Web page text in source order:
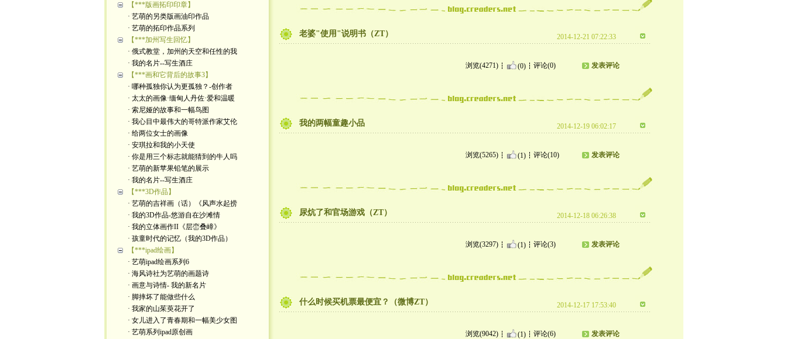
【***版画拓印印章】
· 艺萌的另类版画油印作品
· 艺萌的拓印作品系列
【***加州写生回忆】
· 俄式教堂，加州的天空和任性的我
· 我的名片--写生酒庄
【***画和它背后的故事3】
· 哪种孤独你认为更孤独？-创作者
· 太太的画像·缅甸人丹佐·爱和温暖
· 索尼娅的故事和一幅鸟图
· 我心目中最伟大的哥特派作家艾伦
· 给两位女士的画像
· 安琪拉和我的小天使
· 你是用三个标志就能猜到的牛人吗
· 艺萌的新苹果铅笔的展示
· 我的名片--写生酒庄
【***3D作品】
· 艺萌的吉祥画（话）《风声水起捞
· 我的3D作品-悠游自在沙滩情
· 我的立体画作II《层峦叠嶂》
· 孩童时代的记忆（我的3D作品）
【***ipad绘画】
· 艺萌ipad绘画系列6
· 海风诗社为艺萌的画题诗
· 画意与诗情- 我的新名片
· 脚摔坏了能做些什么
· 我家的山茱萸花开了
· 女儿进入了青春期和一幅美少女图
· 艺萌系列ipad原创画
老婆"使用"说明书（ZT） 2014-12-21 07:22:33
浏览(4271) (0) 评论(0) 发表评论
我的两幅童趣小品 2014-12-19 06:02:17
浏览(5265) (1) 评论(10) 发表评论
尿炕了和官场游戏（ZT） 2014-12-18 06:26:38
浏览(3297) (1) 评论(3) 发表评论
什么时候买机票最便宜？（微博ZT） 2014-12-17 17:53:40
浏览(9042) (1) 评论(6) 发表评论